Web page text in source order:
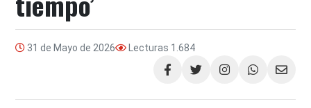
31 de Mayo de 2026 Lecturas 1.684
Compartir